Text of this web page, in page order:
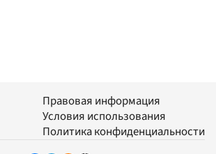
Правовая информация
Условия использования
Политика конфиденциальности